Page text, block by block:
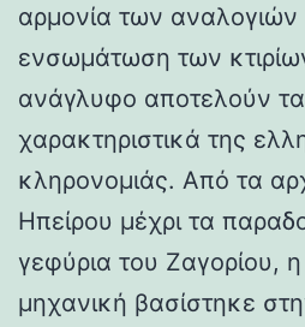
αρμονία των αναλογιών
ενσωμάτωση των
ανάγλυφο αποτελούν
χαρακτηριστικά της
κληρονομιάς. Από τα
Ηπείρου μέχρι τα
γεφύρια του Ζαγορίου,
μηχανική βασίστηκε